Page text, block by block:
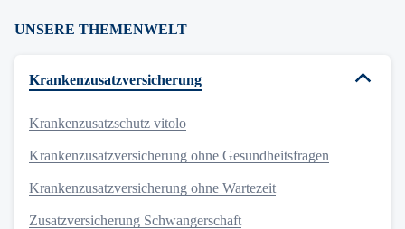
UNSERE THEMENWELT
Krankenzusatzversicherung
Krankenzusatzschutz vitolo
Krankenzusatzversicherung ohne Gesundheitsfragen
Krankenzusatzversicherung ohne Wartezeit
Zusatzversicherung Schwangerschaft